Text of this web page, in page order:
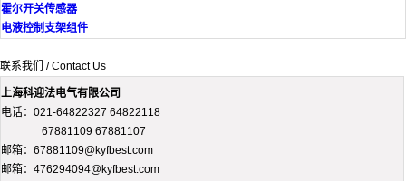
霍尔开关传感器
电液控制支架组件
联系我们 / Contact Us
上海科迎法电气有限公司
电话：021-64822327 64822118
67881109 67881107
邮箱：67881109@kyfbest.com
邮箱：476294094@kyfbest.com